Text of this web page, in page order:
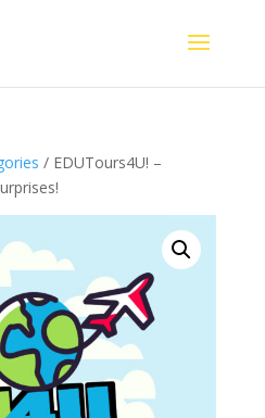
/ EDUTours4U! –